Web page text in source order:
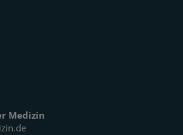
Medizin